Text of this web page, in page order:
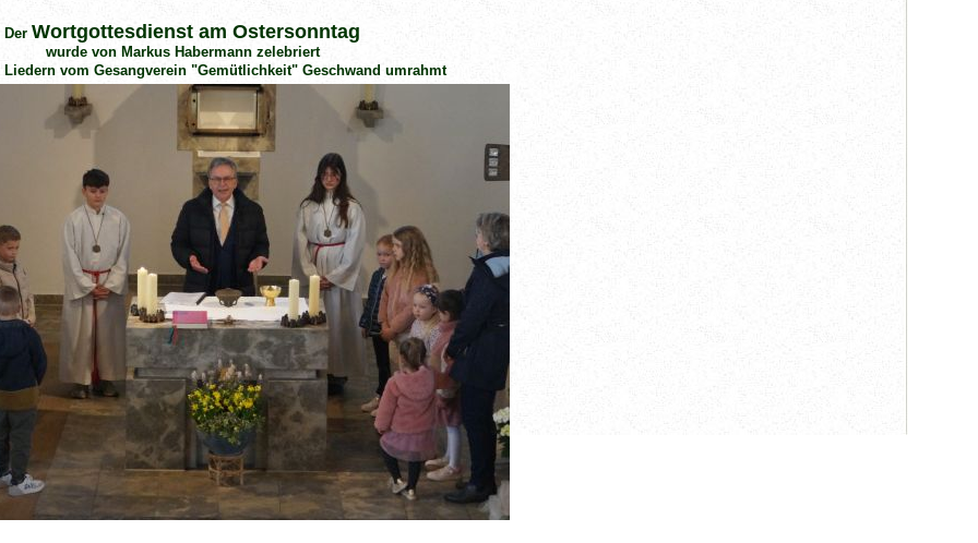
Der Wortgottesdienst am Ostersonntag
wurde von Markus Habermann zelebriert
vom Gesangverein "Gemütlichkeit" Geschwand umrahmt